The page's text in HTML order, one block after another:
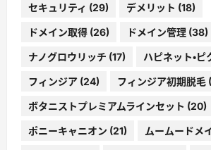
セキュリティ (29) デメリット (18)
ドメイン取得 (26) ドメイン管理 (38)
ナノグロウリッチ (17) ハピネット・
フィンジア (24) フィンジア初期脱毛
ボタニストプレミアムラインセット (20)
ポニーキャニオン (21) ムームードメ